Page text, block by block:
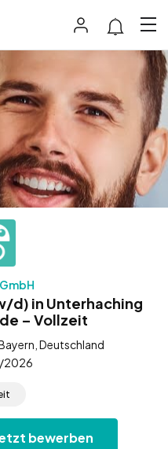
d) in Unterhaching
– Vollzeit
Deutschland
2026
bewerben